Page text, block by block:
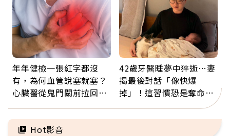
年年健檢一張紅字都沒
有，為何血管說塞就塞？
心臟醫從鬼門關前拉回病
字
42歲牙醫睡夢中猝逝…妻
揭最後對話「像快爆
掉」！這習慣恐是奪命原
因：沒有一份工作值得用
命交換
Hot影音